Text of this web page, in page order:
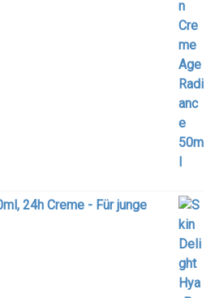
24h Creme - Für junge